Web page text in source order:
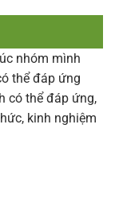
nhóm mình
thể đáp ứng
có thể đáp ứng,
kinh nghiệm